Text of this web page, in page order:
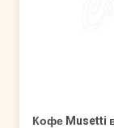
Кофе Musetti